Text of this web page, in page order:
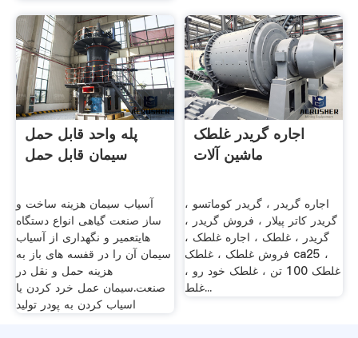
پله واحد قابل حمل
سیمان قابل حمل
آسیاب سیمان هزینه ساخت و
ساز صنعت گیاهی انواع دستگاه
هایتعمیر و نگهداری از آسیاب
سیمان آن را در قفسه های باز به
هزینه حمل و نقل در
صنعت.سیمان عمل خرد کردن یا
اسیاب کردن به پودر تولید
اجاره گریدر غلطک
ماشین آلات
اجاره گریدر ، گریدر کوماتسو ،
گریدر کاتر پیلار ، فروش گریدر ،
گریدر ، غلطک ، اجاره غلطک ،
فروش غلطک ، غلطک ca25 ،
غلطک 100 تن ، غلطک خود رو ،
غلط...